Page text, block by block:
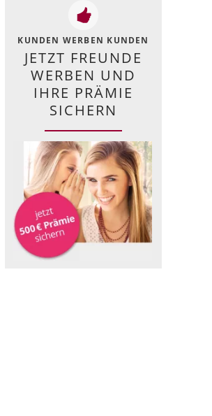
KUNDEN WERBEN KUNDEN
JETZT FREUNDE
WERBEN UND
IHRE PRÄMIE
SICHERN